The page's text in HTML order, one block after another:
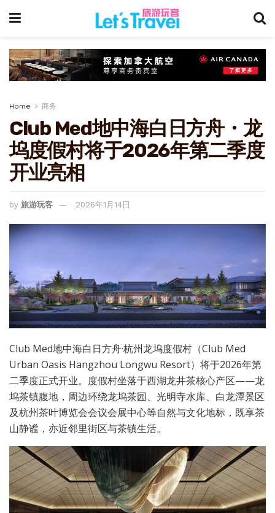
Home 商务
Club Med地中海白日方舟・龙
坞度假村将于2026年第二季度
开业亮相
by 旅游玩客 2026年1月14日
Club Med地中海白日方舟·杭州龙坞度假村（Club Med
Urban Oasis Hangzhou Longwu Resort）将于2026年第
二季度正式开业。度假村坐落于西湖龙井茶核心产区——龙
坞茶镇腹地，周边环绕龙坞茶园、光明寺水库、白龙潭景区
及杭州茶叶博览会会议会展中心等自然与文化地标，既享茶
山静谧，亦近邻里街区与茶镇生活。